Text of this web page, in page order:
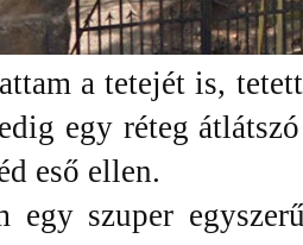
a tetejét is,
egy réteg
eső ellen.
egy szuper